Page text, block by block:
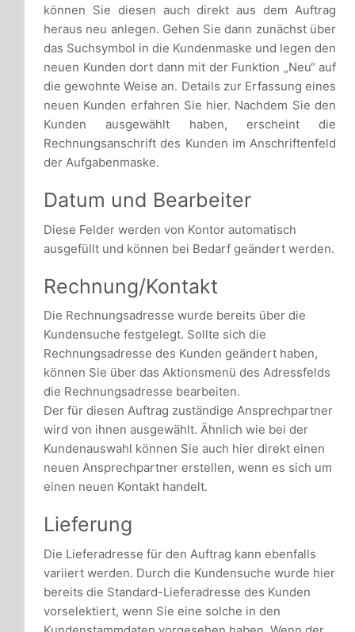
können Sie diesen auch direkt aus dem Auftrag
heraus neu anlegen. Gehen Sie dann zunächst über
das Suchsymbol in die Kundenmaske und legen den
neuen Kunden dort dann mit der Funktion „Neu“ auf
die gewohnte Weise an. Details zur Erfassung eines
neuen Kunden erfahren Sie hier. Nachdem Sie den
Kunden ausgewählt haben, erscheint die
Rechnungsanschrift des Kunden im Anschriftenfeld
der Aufgabenmaske.
Datum und Bearbeiter
Diese Felder werden von Kontor automatisch
ausgefüllt und können bei Bedarf geändert werden.
Rechnung/Kontakt
Die Rechnungsadresse wurde bereits über die
Kundensuche festgelegt. Sollte sich die
Rechnungsadresse des Kunden geändert haben,
können Sie über das Aktionsmenü des Adressfelds
die Rechnungsadresse bearbeiten.
Der für diesen Auftrag zuständige Ansprechpartner
wird von ihnen ausgewählt. Ähnlich wie bei der
Kundenauswahl können Sie auch hier direkt einen
neuen Ansprechpartner erstellen, wenn es sich um
einen neuen Kontakt handelt.
Lieferung
Die Lieferadresse für den Auftrag kann ebenfalls
variiert werden. Durch die Kundensuche wurde hier
bereits die Standard-Lieferadresse des Kunden
vorselektiert, wenn Sie eine solche in den